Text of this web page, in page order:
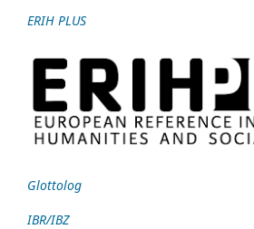
ERIH PLUS
Glottolog
IBR/IBZ